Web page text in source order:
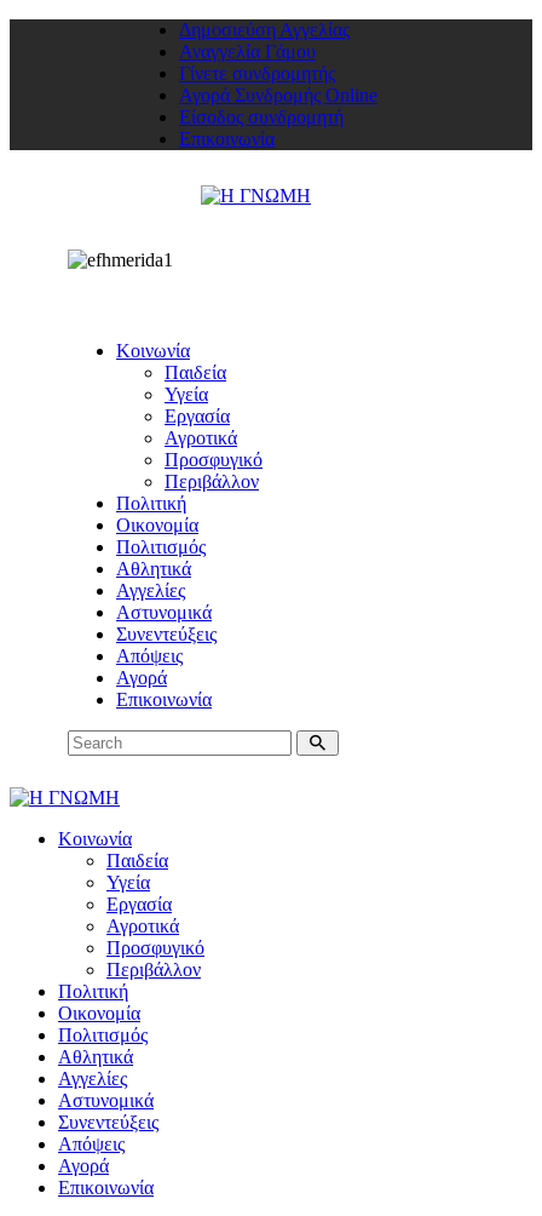
Δημοσιεύση Αγγελίας
Αναγγελία Γάμου
Γίνετε συνδρομητής
Αγορά Συνδρομής Online
Είσοδος συνδρομητή
Επικοινωνία
Κοινωνία
Παιδεία
Υγεία
Εργασία
Αγροτικά
Προσφυγικό
Περιβάλλον
Πολιτική
Οικονομία
Πολιτισμός
Αθλητικά
Αγγελίες
Αστυνομικά
Συνεντεύξεις
Απόψεις
Αγορά
Επικοινωνία
Κοινωνία
Παιδεία
Υγεία
Εργασία
Αγροτικά
Προσφυγικό
Περιβάλλον
Πολιτική
Οικονομία
Πολιτισμός
Αθλητικά
Αγγελίες
Αστυνομικά
Συνεντεύξεις
Απόψεις
Αγορά
Επικοινωνία